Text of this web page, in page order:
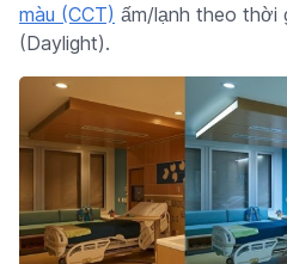
màu (CCT) ấm/lạnh theo thời
(Daylight).